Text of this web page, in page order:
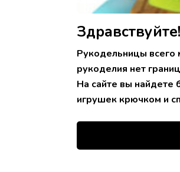
Здравствуйте!
Рукодельницы всего
рукоделия нет
На сайте вы найдете
игрушек крючком и